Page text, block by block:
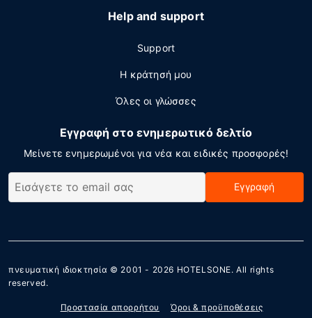
Help and support
Support
Η κράτησή μου
Όλες οι γλώσσες
Εγγραφή στο ενημερωτικό δελτίο
Μείνετε ενημερωμένοι για νέα και ειδικές προσφορές!
Εγγραφή
πνευματική ιδιοκτησία © 2001 - 2026 HOTELSONE. All rights
reserved.
Προστασία απορρήτου Όροι & προϋποθέσεις